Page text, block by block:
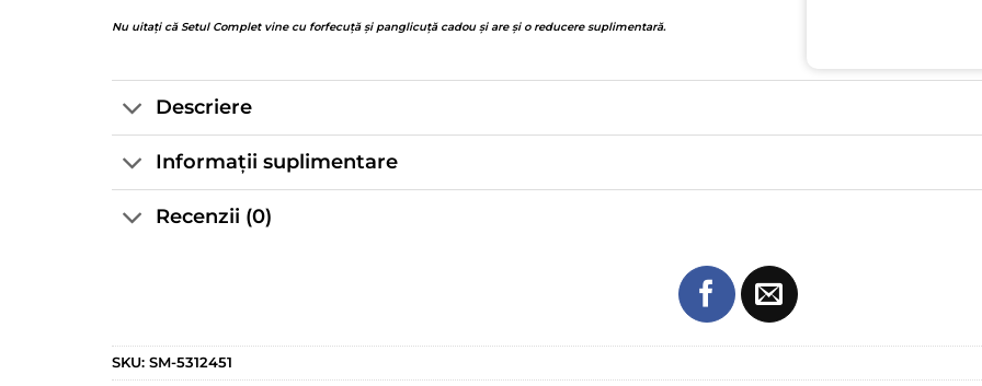
Nu uitați că Setul Complet vine cu forfecuță și panglicuță cadou și are și o reducere suplimentară.
Descriere
Informații suplimentare
Recenzii (0)
SKU: SM-5312451